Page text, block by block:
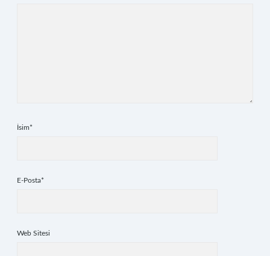
İsim*
E-Posta*
Web Sitesi